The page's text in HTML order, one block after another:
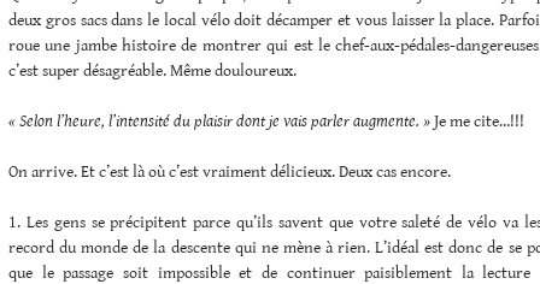
deux gros sacs dans le local vélo doit décamper et vous laisser la place.
roue une jambe histoire de montrer qui est le chef-aux-pédales-
c’est super désagréable. Même douloureux.
« Selon l’heure, l’intensité du plaisir dont je vais parler augmente. »Je me cite…!!!
On arrive. Et c’est là où c’est vraiment délicieux. Deux cas encore.
1. Les gens se précipitent parce qu’ils savent que votre saleté de vélo va
record du monde de la descente qui ne mène à rien. L’idéal est donc de se
que le passage soit impossible et de continuer paisiblement la